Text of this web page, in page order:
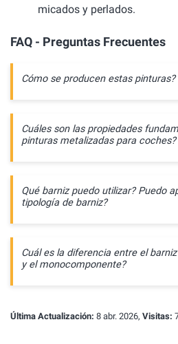
micados y perlados.
FAQ - Preguntas Frecuentes
Cómo se producen estas pinturas?
Cuáles son las propiedades
pinturas metalizadas para coches?
Qué barniz puedo utilizar? Puedo
tipología de barniz?
Cuál es la diferencia entre el
y el monocomponente?
Última Actualización: 8 abr. 2026, Visitas: